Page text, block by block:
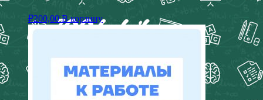
₽200,00 В корзину